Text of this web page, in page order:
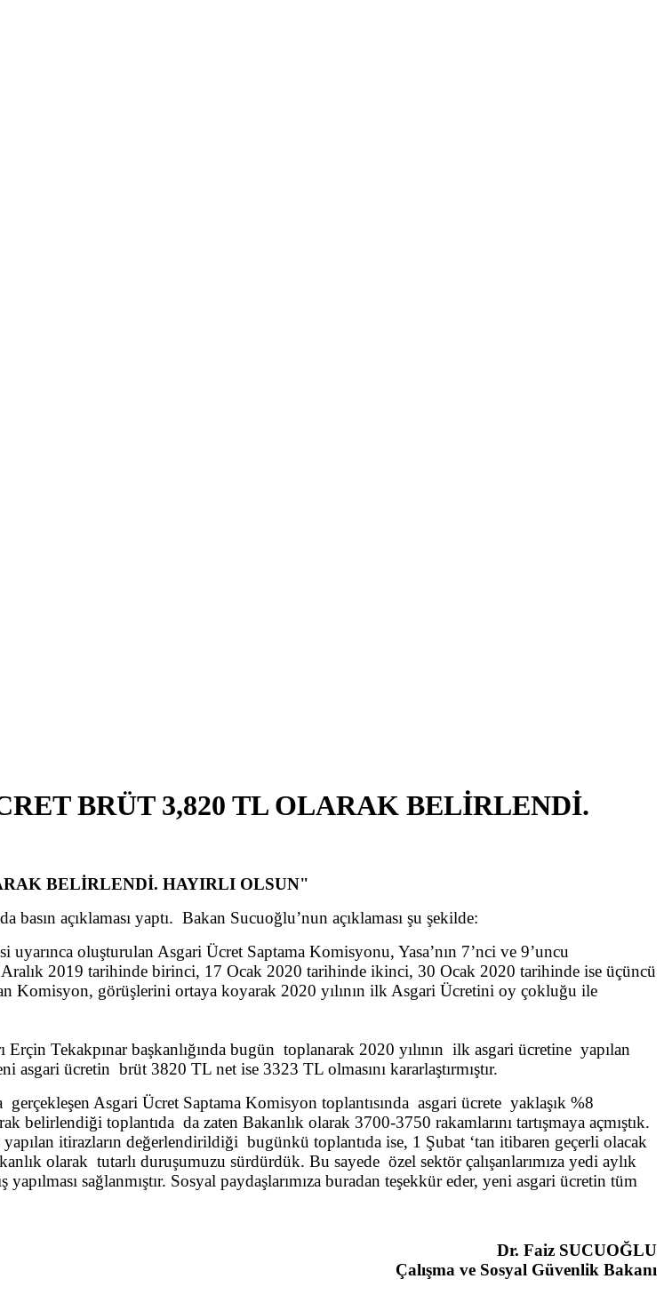
BRÜT 3,820 TL OLARAK BELİRLENDİ.
BELİRLENDİ. HAYIRLI OLSUN"
açıklaması yaptı. Bakan Sucuoğlu’nun açıklaması şu şekilde:
oluşturulan Asgari Ücret Saptama Komisyonu, Yasa’nın 7’nci ve 9’uncu
2019 tarihinde birinci, 17 Ocak 2020 tarihinde ikinci, 30 Ocak 2020 tarihinde ise üçüncü
Komisyon, görüşlerini ortaya koyarak 2020 yılının ilk Asgari Ücretini oy çokluğu ile
Tekakpınar başkanlığında bugün toplanarak 2020 yılının ilk asgari ücretine yapılan
ücretin brüt 3820 TL net ise 3323 TL olmasını kararlaştırmıştır.
Asgari Ücret Saptama Komisyon toplantısında asgari ücrete yaklaşık %8
belirlendiği toplantıda da zaten Bakanlık olarak 3700-3750 rakamlarını tartışmaya açmıştık.
itirazların değerlendirildiği bugünkü toplantıda ise, 1 Şubat ‘tan itibaren geçerli olacak
olarak tutarlı duruşumuzu sürdürdük. Bu sayede özel sektör çalışanlarımıza yedi aylık
sağlanmıştır. Sosyal paydaşlarımıza buradan teşekkür eder, yeni asgari ücretin tüm
Dr. Faiz SUCUOĞLU
Çalışma ve Sosyal Güvenlik Bakanı